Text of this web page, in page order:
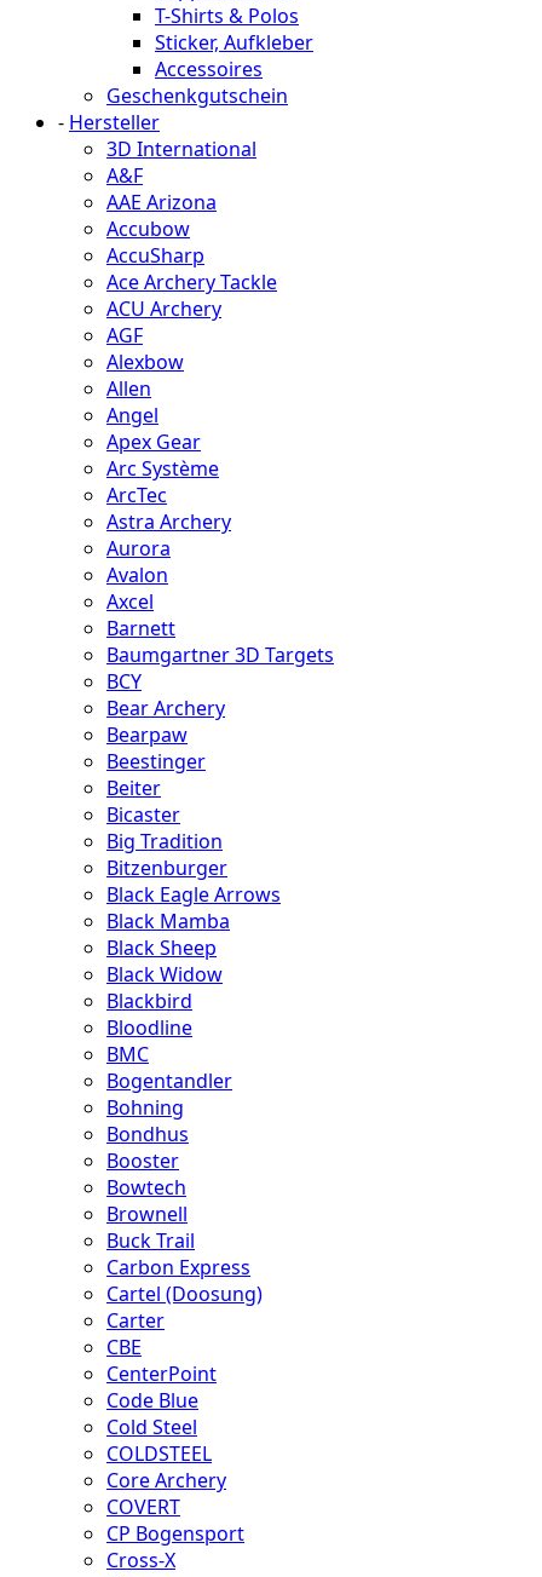
T-Shirts & Polos
Sticker, Aufkleber
Accessoires
Geschenkgutschein
- Hersteller
3D International
A&F
AAE Arizona
Accubow
AccuSharp
Ace Archery Tackle
ACU Archery
AGF
Alexbow
Allen
Angel
Apex Gear
Arc Système
ArcTec
Astra Archery
Aurora
Avalon
Axcel
Barnett
Baumgartner 3D Targets
BCY
Bear Archery
Bearpaw
Beestinger
Beiter
Bicaster
Big Tradition
Bitzenburger
Black Eagle Arrows
Black Mamba
Black Sheep
Black Widow
Blackbird
Bloodline
BMC
Bogentandler
Bohning
Bondhus
Booster
Bowtech
Brownell
Buck Trail
Carbon Express
Cartel (Doosung)
Carter
CBE
CenterPoint
Code Blue
Cold Steel
COLDSTEEL
Core Archery
COVERT
CP Bogensport
Cross-X